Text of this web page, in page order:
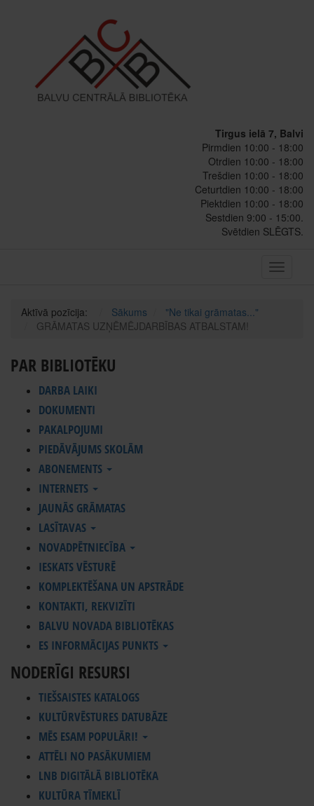
Tirgus ielā 7, Balvi
Pirmdien 10:00 - 18:00
Otrdien 10:00 - 18:00
Trešdien 10:00 - 18:00
Ceturtdien 10:00 - 18:00
Piektdien 10:00 - 18:00
Sestdien 9:00 - 15:00.
Svētdien SLĒGTS.
Toggle
Aktīvā pozīcija: Sākums
"Ne tikai grāmatas..."
GRĀMATAS UZŅĒMĒJDARBĪBAS ATBALSTAM!
PAR BIBLIOTĒKU
DARBA LAIKI
DOKUMENTI
PAKALPOJUMI
PIEDĀVĀJUMS SKOLĀM
ABONEMENTS
INTERNETS
JAUNĀS GRĀMATAS
LASĪTAVAS
NOVADPĒTNIECĪBA
IESKATS VĒSTURĒ
KOMPLEKTĒŠANA UN APSTRĀDE
KONTAKTI, REKVIZĪTI
BALVU NOVADA BIBLIOTĒKAS
ES INFORMĀCIJAS PUNKTS
NODERĪGI RESURSI
TIEŠSAISTES KATALOGS
KULTŪRVĒSTURES DATUBĀZE
MĒS ESAM POPULĀRI!
ATTĒLI NO PASĀKUMIEM
LNB DIGITĀLĀ BIBLIOTĒKA
KULTŪRA TĪMEKLĪ